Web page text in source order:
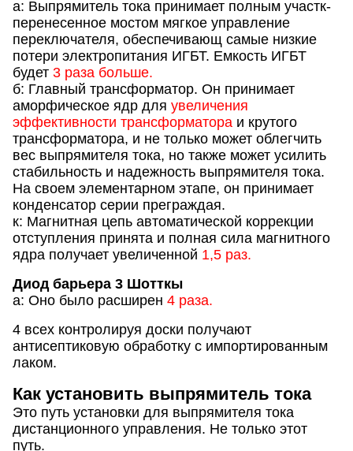
а: Выпрямитель тока принимает полным участк-
перенесенное мостом мягкое управление
переключателя, обеспечивающ самые низкие
потери электропитания ИГБТ. Емкость ИГБТ
будет 3 раза больше.
б: Главный трансформатор. Он принимает
аморфическое ядр для увеличения
эффективности трансформатора и крутого
трансформатора, и не только может облегчить
вес выпрямителя тока, но также может усилить
стабильность и надежность выпрямителя тока.
На своем элементарном этапе, он принимает
конденсатор серии преграждая.
к: Магнитная цепь автоматической коррекции
отступления принята и полная сила магнитного
ядра получает увеличенной 1,5 раз.
Диод барьера 3 Шотткы
а: Оно было расширен 4 раза.
4 всех контролируя доски получают
антисептиковую обработку с импортированным
лаком.
Как установить выпрямитель тока
Это путь установки для выпрямителя тока
дистанционного управления. Не только этот
путь.